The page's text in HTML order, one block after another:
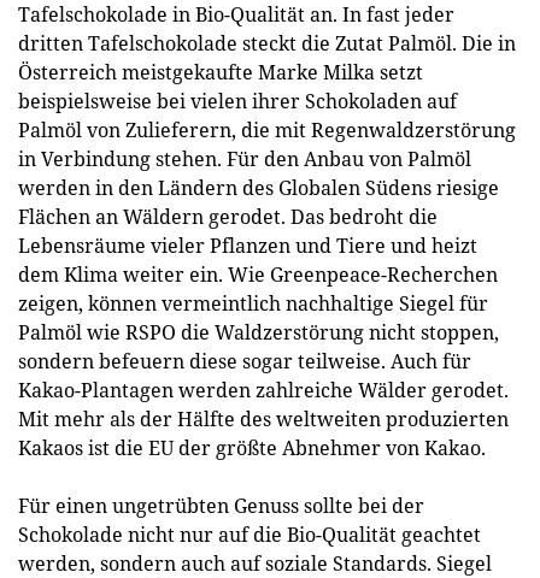
Tafelschokolade in Bio-Qualität an. In fast jeder
dritten Tafelschokolade steckt die Zutat Palmöl. Die in
Österreich meistgekaufte Marke Milka setzt
beispielsweise bei vielen ihrer Schokoladen auf
Palmöl von Zulieferern, die mit Regenwaldzerstörung
in Verbindung stehen. Für den Anbau von Palmöl
werden in den Ländern des Globalen Südens riesige
Flächen an Wäldern gerodet. Das bedroht die
Lebensräume vieler Pflanzen und Tiere und heizt
dem Klima weiter ein. Wie Greenpeace-Recherchen
zeigen, können vermeintlich nachhaltige Siegel für
Palmöl wie RSPO die Waldzerstörung nicht stoppen,
sondern befeuern diese sogar teilweise. Auch für
Kakao-Plantagen werden zahlreiche Wälder gerodet.
Mit mehr als der Hälfte des weltweiten produzierten
Kakaos ist die EU der größte Abnehmer von Kakao.
Für einen ungetrübten Genuss sollte bei der
Schokolade nicht nur auf die Bio-Qualität geachtet
werden, sondern auch auf soziale Standards. Siegel